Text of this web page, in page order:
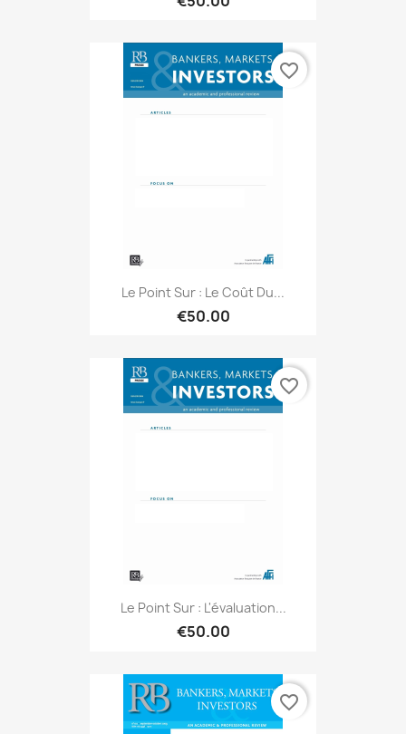
Le Point Sur : Le Coût Du...
€50.00
favorite_border
Le Point Sur : L'évaluation...
€50.00
favorite_border
favorite_border